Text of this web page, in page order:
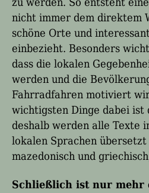
nicht immer dem direktem
schöne Orte und
einbezieht. Besonders
dass die lokalen
werden und die
Fahrradfahren motiviert
wichtigsten Dinge dabei ist
deshalb werden alle Texte
lokalen Sprachen
mazedonisch und
Schließlich ist nur mehr